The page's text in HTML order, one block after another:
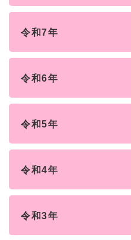
令和7年
令和6年
令和5年
令和4年
令和3年